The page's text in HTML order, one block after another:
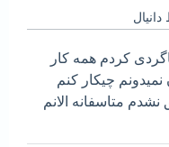
دانیال
کردم همه کار
چیکار کنم
متاسفانه الانم